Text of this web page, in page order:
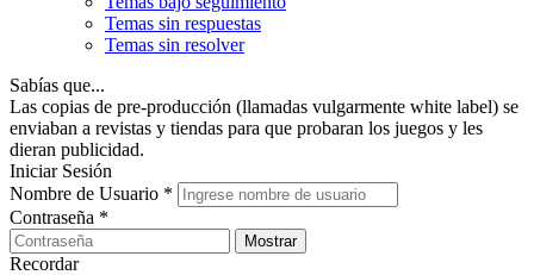
Temas sin respuestas
Temas sin resolver
Sabías que...
Las copias de pre-producción (llamadas vulgarmente white label) se
enviaban a revistas y tiendas para que probaran los juegos y les
dieran publicidad.
Iniciar Sesión
Nombre de Usuario *
Contraseña *
Mostrar
Recordar